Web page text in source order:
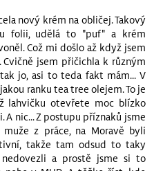
nový krém na obličej. Takový
folii, udělá to "puf" a krém
Což mi došlo až když jsem
jsem přičichla k různým
jo, asi to teda fakt mám... V
ranku tea tree olejem. To je
lahvičku otevřete moc blízko
A nic... Z postupu příznaků jsme
z práce, na Moravě byli
takže tam odsud to taky
a prostě jsme si to